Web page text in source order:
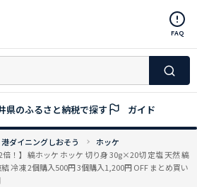
FAQ
県のふるさと納税で探す ガイド
港ダイニングしおそう
ホッケ
倍！】 縞ホッケ ホッケ 切り身 30g×20切 定塩 天然 縞
冷凍 2個購入500円 3個購入1,200円 OFF まとめ買い